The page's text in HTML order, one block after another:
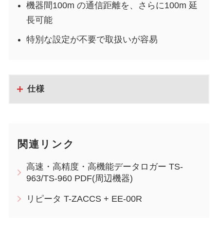
機器間100m の通信距離を、さらに100m 延
長可能
特別な設定が不要で取扱いが容易
仕様
関連リンク
高速・高精度・高機能データロガー TS-
963/TS-960 PDF(周辺機器)
リピータ T-ZACCS + EE-00R